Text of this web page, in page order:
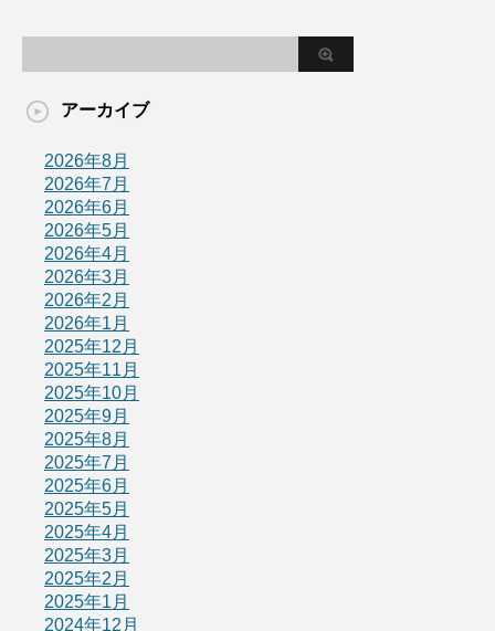
アーカイブ
2026年8月
2026年7月
2026年6月
2026年5月
2026年4月
2026年3月
2026年2月
2026年1月
2025年12月
2025年11月
2025年10月
2025年9月
2025年8月
2025年7月
2025年6月
2025年5月
2025年4月
2025年3月
2025年2月
2025年1月
2024年12月